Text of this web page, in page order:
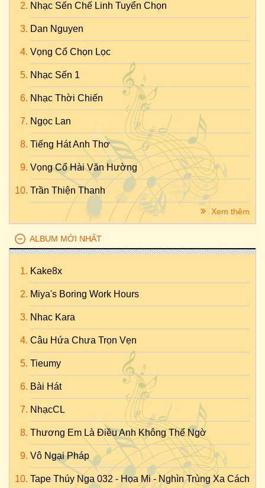
Nhạc Sến Chế Linh Tuyển Chọn
Dan Nguyen
Vọng Cổ Chọn Lọc
Nhạc Sến 1
Nhạc Thời Chiến
Ngọc Lan
Tiếng Hát Anh Thơ
Vọng Cổ Hài Văn Hường
Trần Thiện Thanh
Xem thêm
ALBUM MỚI NHẤT
Kake8x
Miya's Boring Work Hours
Nhac Kara
Câu Hứa Chưa Trọn Vẹn
Tieumy
Bài Hát
NhạcCL
Thương Em Là Điều Anh Không Thể Ngờ
Vô Ngại Pháp
Tape Thúy Nga 032 - Họa Mi - Nghìn Trùng Xa Cách